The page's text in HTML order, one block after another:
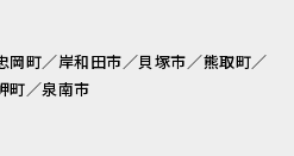
岡町／岸和田市／貝塚市／熊取町／
町／泉南市